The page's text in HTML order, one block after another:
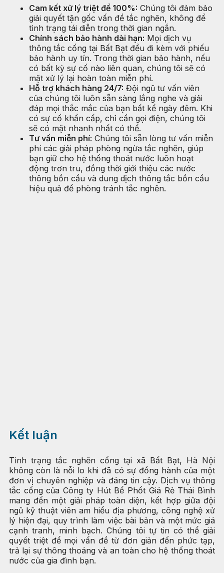
Cam kết xử lý triệt để 100%: Chúng tôi đảm bảo
giải quyết tận gốc vấn đề tắc nghẽn, không để
tình trạng tái diễn trong thời gian ngắn.
Chính sách bảo hành dài hạn: Mọi dịch vụ
thông tắc cống tại Bất Bạt đều đi kèm với phiếu
bảo hành uy tín. Trong thời gian bảo hành, nếu
có bất kỳ sự cố nào liên quan, chúng tôi sẽ có
mặt xử lý lại hoàn toàn miễn phí.
Hỗ trợ khách hàng 24/7: Đội ngũ tư vấn viên
của chúng tôi luôn sẵn sàng lắng nghe và giải
đáp mọi thắc mắc của bạn bất kể ngày đêm. Khi
có sự cố khẩn cấp, chỉ cần gọi điện, chúng tôi
sẽ có mặt nhanh nhất có thể.
Tư vấn miễn phí: Chúng tôi sẵn lòng tư vấn miễn
phí các giải pháp phòng ngừa tắc nghẽn, giúp
bạn giữ cho hệ thống thoát nước luôn hoạt
động trơn tru, đồng thời giới thiệu các nước
thông bồn cầu và dung dịch thông tắc bồn cầu
hiệu quả để phòng tránh tắc nghẽn.
Kết luận
Tình trạng tắc nghẽn cống tại xã Bất Bạt, Hà Nội
không còn là nỗi lo khi đã có sự đồng hành của một
đơn vị chuyên nghiệp và đáng tin cậy. Dịch vụ thông
tắc cống của Công ty Hút Bể Phốt Giá Rẻ Thái Bình
mang đến một giải pháp toàn diện, kết hợp giữa đội
ngũ kỹ thuật viên am hiểu địa phương, công nghệ xử
lý hiện đại, quy trình làm việc bài bản và một mức giá
cạnh tranh, minh bạch. Chúng tôi tự tin có thể giải
quyết triệt để mọi vấn đề từ đơn giản đến phức tạp,
trả lại sự thông thoáng và an toàn cho hệ thống thoát
nước của gia đình bạn.